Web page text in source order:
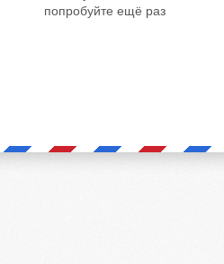
попробуйте ещё раз